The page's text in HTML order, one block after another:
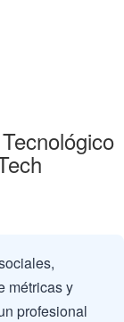
métricas y
profesional